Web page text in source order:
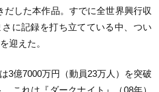
だした本作品。すでに全世界興行収
に記録を打ち立てている中、つい
迎えた。
3億7000万円（動員23万人）を突破
これは『ダークナイト』（08年）